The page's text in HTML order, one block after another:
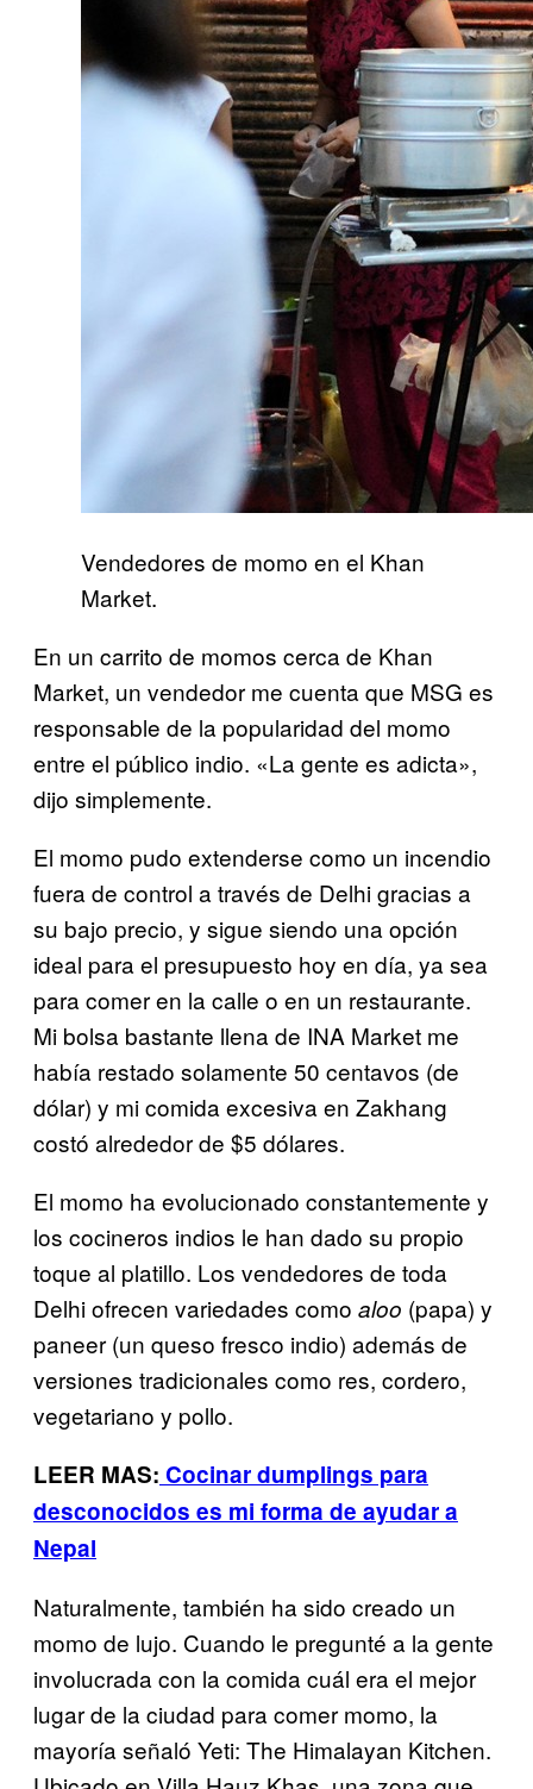
Vendedores de momo en el Khan
Market.
En un carrito de momos cerca de Khan
Market, un vendedor me cuenta que MSG es
responsable de la popularidad del momo
entre el público indio. «La gente es adicta»,
dijo simplemente.
El momo pudo extenderse como un incendio
fuera de control a través de Delhi gracias a
su bajo precio, y sigue siendo una opción
ideal para el presupuesto hoy en día, ya sea
para comer en la calle o en un restaurante.
Mi bolsa bastante llena de INA Market me
había restado solamente 50 centavos (de
dólar) y mi comida excesiva en Zakhang
costó alrededor de $5 dólares.
El momo ha evolucionado constantemente y
los cocineros indios le han dado su propio
toque al platillo. Los vendedores de toda
Delhi ofrecen variedades como aloo (papa) y
paneer (un queso fresco indio) además de
versiones tradicionales como res, cordero,
vegetariano y pollo.
LEER MAS: Cocinar dumplings para
desconocidos es mi forma de ayudar a
Nepal
Naturalmente, también ha sido creado un
momo de lujo. Cuando le pregunté a la gente
involucrada con la comida cuál era el mejor
lugar de la ciudad para comer momo, la
mayoría señaló Yeti: The Himalayan Kitchen.